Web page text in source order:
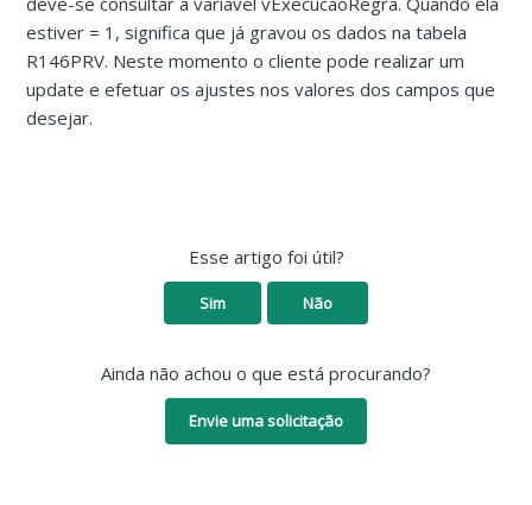
estiver = 1, significa que já gravou os dados na tabela
R146PRV. Neste momento o cliente pode realizar um
update e efetuar os ajustes nos valores dos campos que
desejar.
Esse artigo foi útil?
Sim Não
Ainda não achou o que está procurando?
Envie uma solicitação